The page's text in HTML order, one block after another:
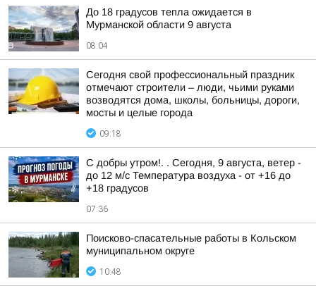
До 18 градусов тепла ожидается в
Мурманской области 9 августа
08:04
Сегодня свой профессиональный праздник
отмечают строители – люди, чьими руками
возводятся дома, школы, больницы, дороги,
мосты и целые города
09:18
С добры утром!. . Сегодня, 9 августа, ветер -
до 12 м/с Температура воздуха - от +16 до
+18 градусов
07:36
Поисково-спасательные работы в Кольском
муниципальном округе
10:48